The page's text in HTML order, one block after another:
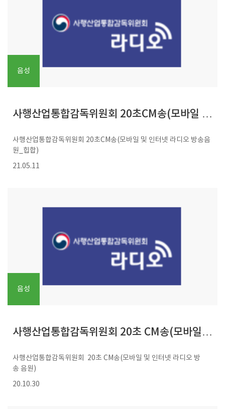
음성
사행산업통합감독위원회 20초CM송(모바일 및
인터넷 라디오 방송음원_힙합)
사행산업통합감독위원회 20초CM송(모바일 및 인터넷 라디오 방송음
원_힙합)
21.05.11
음성
사행산업통합감독위원회 20초 CM송(모바일
및 인터넷 라디오 방송 음원)
사행산업통합감독위원회 20초 CM송(모바일 및 인터넷 라디오 방
송 음원)
20.10.30